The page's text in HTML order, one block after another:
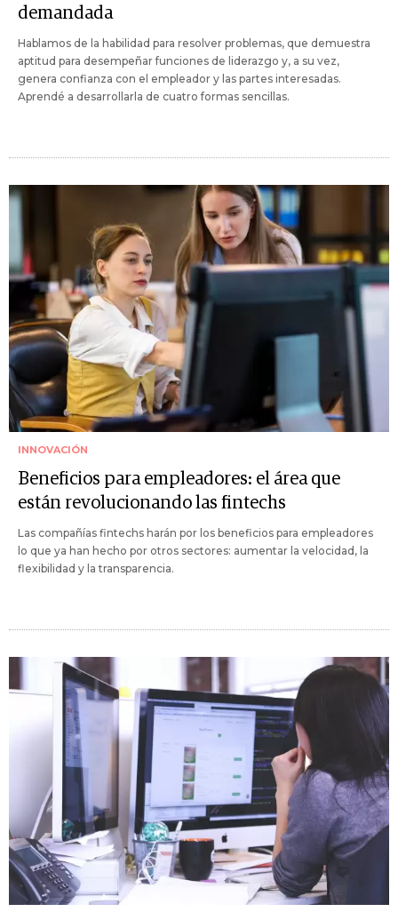
demandada
Hablamos de la habilidad para resolver problemas, que demuestra
aptitud para desempeñar funciones de liderazgo y, a su vez,
genera confianza con el empleador y las partes interesadas.
Aprendé a desarrollarla de cuatro formas sencillas.
INNOVACIÓN
Beneficios para empleadores: el área que
están revolucionando las fintechs
Las compañías fintechs harán por los beneficios para empleadores
lo que ya han hecho por otros sectores: aumentar la velocidad, la
flexibilidad y la transparencia.